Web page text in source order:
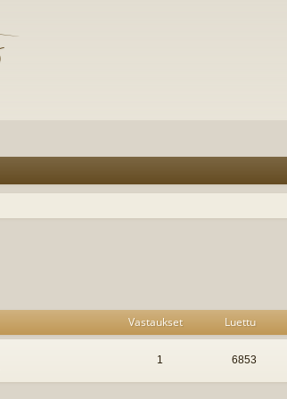
Vastaukset Luettu
1 6853